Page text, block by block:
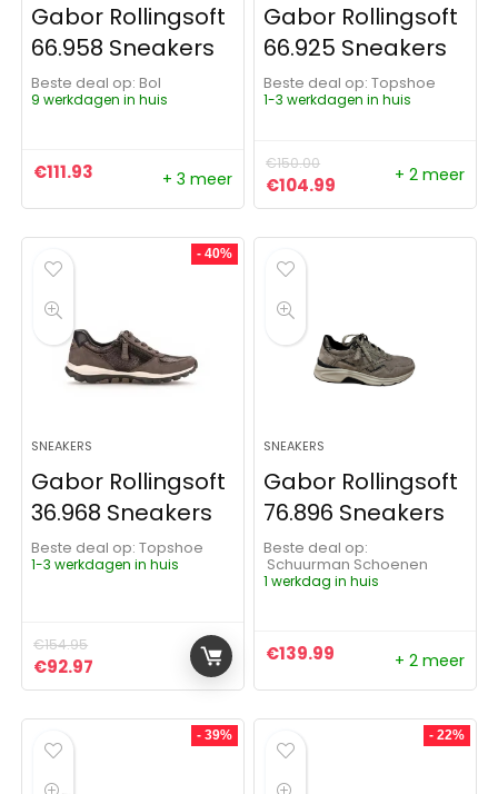
Gabor Rollingsoft
66.958 Sneakers
Beste deal op:
Bol
9 werkdagen in huis
€111.93 + 3 meer
Gabor Rollingsoft
66.925 Sneakers
Beste deal op:
Topshoe
1-3 werkdagen in huis
€150.00
Oorspronkelijke prijs was:
€104.99 Huidige prijs is:
+ 2 meer
- 40%
SNEAKERS
Gabor Rollingsoft
36.968 Sneakers
Beste deal op:
Topshoe
1-3 werkdagen in huis
€154.95
Oorspronkelijke prijs was: €154.95.
€92.97 Huidige prijs is: €92.97.
SNEAKERS
Gabor Rollingsoft
76.896 Sneakers
Beste deal op:
Schuurman Schoenen
1 werkdag in huis
€139.99 + 2 meer
- 39% - 22%